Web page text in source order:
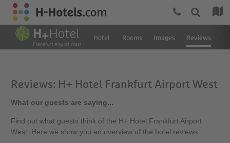
Hotel Rooms Images Reviews
Reviews: H+ Hotel Frankfurt Airport West
What our guests are saying...
Find out what guests think of the H+ Hotel Frankfurt Airport
West. Here we show you an overview of the hotel reviews.